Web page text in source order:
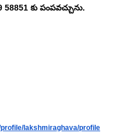
కు పంపవచ్చును.
lakshmiraghava/profile